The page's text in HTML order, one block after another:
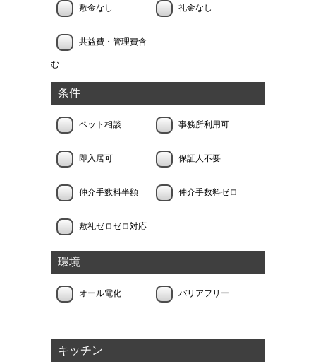
敷金なし 礼金なし
共益費・管理費含
む
条件
ペット相談 事務所利用可
即入居可 保証人不要
仲介手数料半額 仲介手数料ゼロ
敷礼ゼロゼロ対応
環境
オール電化 バリアフリー
キッチン